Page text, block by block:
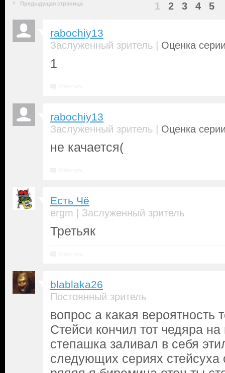
Предыдущая страница 1 2 3 4 5
rabochiy13
Заслуженный зритель | Оценка
1
rabochiy13
Заслуженный зритель | Оценка
не качается(
Есть Чё
ergm | Заслуженный зритель
Третьяк
blablaka26
Постоянный зритель
вопрос а какая вероятность
Стейси кончил тот чедяра на
степашка заливал в себя
следующих сериях стейсуха